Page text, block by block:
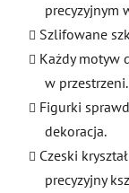
precyzyjnym
Szlifowane
Każdy motyw
w przestrzeni.
Figurki
dekoracja.
Czeski
precyzyjny